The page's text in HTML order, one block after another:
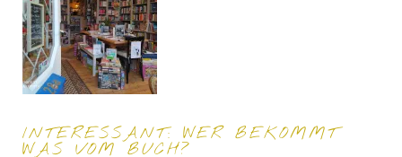
INTERESSANT: WER BEKOMMT
WAS VOM BUCH?